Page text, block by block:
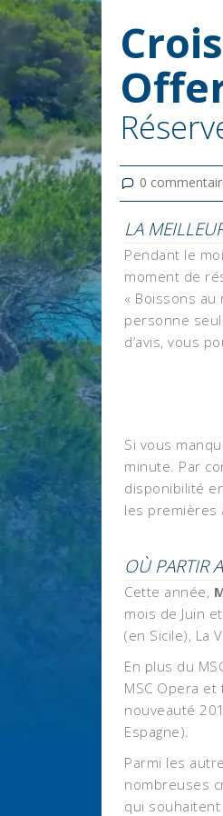
0
LA
Pendant le
moment de
« Boissons
personne
d’avis, vous
Si vous
minute. Par
disponibilité
les premières
OÙ PARTIR
Cette année,
mois de Juin
(en Sicile), La
En plus du
MSC Opera et
nouveauté
Espagne).
Parmi les
nombreuses
qui